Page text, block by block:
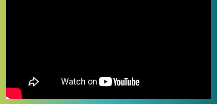
Giochi da tavolo: per tutte le età
Nella sezionegiochi da tavolotrovi proposte adatte sia